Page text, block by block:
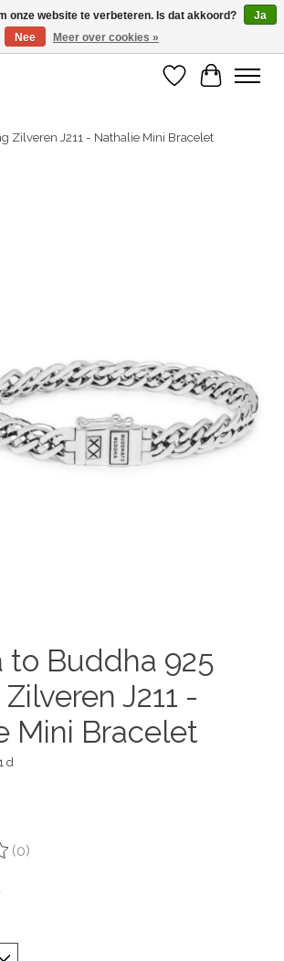
tm 18 februari
Verlanglijst
Zilveren J211 - Nathalie Mini Bracelet
to Buddha 925
J211 -
Mini Bracelet
d
dit product is
(0)
onze website te verbeteren. Is dat akkoord?
Ja
Nee
Meer over cookies »